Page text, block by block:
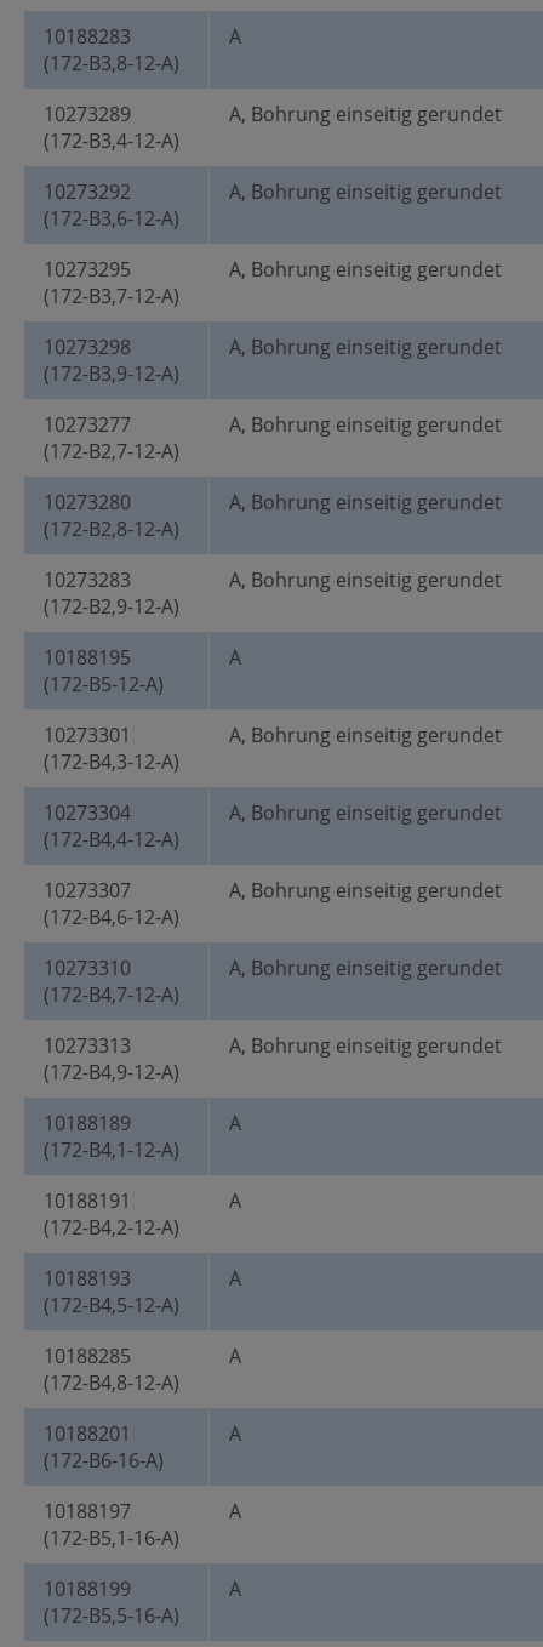
10188283
(172-B3,8-12-A)
A
10273289
(172-B3,4-12-A)
A, Bohrung einseitig gerundet
10273292
(172-B3,6-12-A)
A, Bohrung einseitig gerundet
10273295
(172-B3,7-12-A)
A, Bohrung einseitig gerundet
10273298
(172-B3,9-12-A)
A, Bohrung einseitig gerundet
10273277
(172-B2,7-12-A)
A, Bohrung einseitig gerundet
10273280
(172-B2,8-12-A)
A, Bohrung einseitig gerundet
10273283
(172-B2,9-12-A)
A, Bohrung einseitig gerundet
10188195
(172-B5-12-A)
A
10273301
(172-B4,3-12-A)
A, Bohrung einseitig gerundet
10273304
(172-B4,4-12-A)
A, Bohrung einseitig gerundet
10273307
(172-B4,6-12-A)
A, Bohrung einseitig gerundet
10273310
(172-B4,7-12-A)
A, Bohrung einseitig gerundet
10273313
(172-B4,9-12-A)
A, Bohrung einseitig gerundet
10188189
(172-B4,1-12-A)
A
10188191
(172-B4,2-12-A)
A
10188193
(172-B4,5-12-A)
A
10188285
(172-B4,8-12-A)
A
10188201
(172-B6-16-A)
A
10188197
(172-B5,1-16-A)
A
10188199
(172-B5,5-16-A)
A